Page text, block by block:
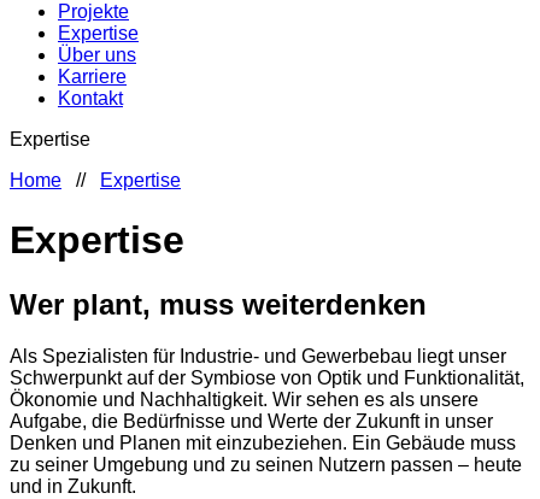
Projekte
Expertise
Über uns
Karriere
Kontakt
Expertise
Home // Expertise
Expertise
Wer plant, muss weiterdenken
Als Spezialisten für Industrie- und Gewerbebau liegt unser
Schwerpunkt auf der Symbiose von Optik und Funktionalität,
Ökonomie und Nachhaltigkeit. Wir sehen es als unsere
Aufgabe, die Bedürfnisse und Werte der Zukunft in unser
Denken und Planen mit einzubeziehen. Ein Gebäude muss
zu seiner Umgebung und zu seinen Nutzern passen – heute
und in Zukunft.